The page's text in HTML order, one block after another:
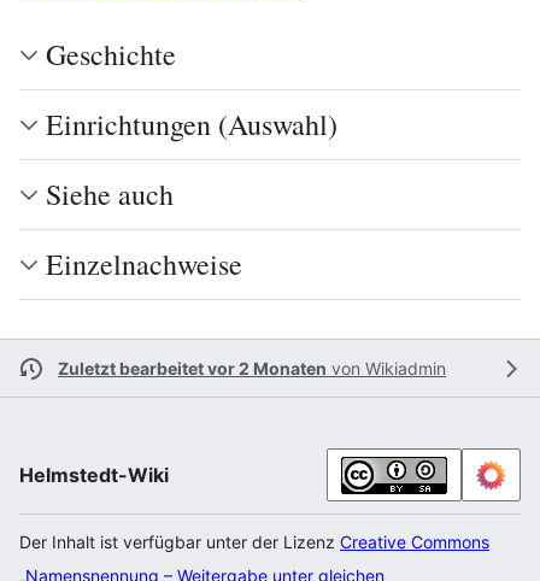
Geschichte
Einrichtungen (Auswahl)
Siehe auch
Einzelnachweise
Zuletzt bearbeitet vor 2 Monaten von Wikiadmin
Helmstedt-Wiki
Der Inhalt ist verfügbar unter der Lizenz Creative Commons
„Namensnennung – Weitergabe unter gleichen